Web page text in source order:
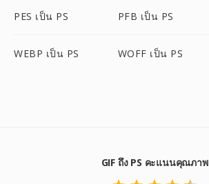
PES เป็น PS PFB เป็น PS
WEBP เป็น PS WOFF เป็น PS
GIF ถึง PS คะแนนคุณภาพ